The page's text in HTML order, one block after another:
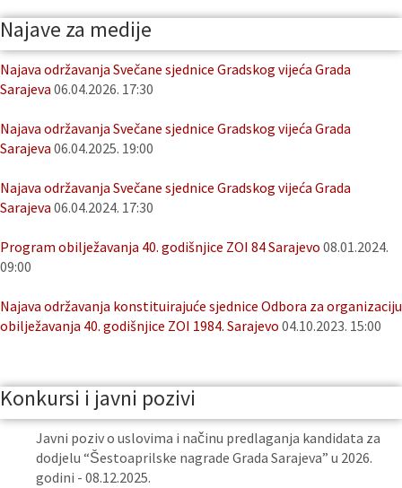
Najave za medije
Najava održavanja Svečane sjednice Gradskog vijeća Grada
Sarajeva 06.04.2026. 17:30
Najava održavanja Svečane sjednice Gradskog vijeća Grada
Sarajeva 06.04.2025. 19:00
Najava održavanja Svečane sjednice Gradskog vijeća Grada
Sarajeva 06.04.2024. 17:30
Program obilježavanja 40. godišnjice ZOI 84 Sarajevo 08.01.2024.
09:00
Najava održavanja konstituirajuće sjednice Odbora za organizaciju
obilježavanja 40. godišnjice ZOI 1984. Sarajevo 04.10.2023. 15:00
Konkursi i javni pozivi
Javni poziv o uslovima i načinu predlaganja kandidata za
dodjelu “Šestoaprilske nagrade Grada Sarajeva” u 2026.
godini - 08.12.2025.